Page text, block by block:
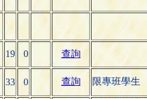
19 0 查詢
33 0 查詢 限專班學生